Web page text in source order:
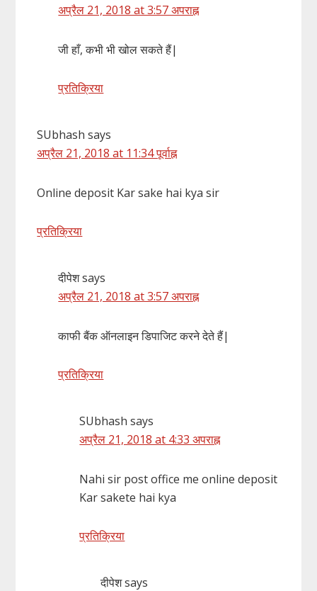
अप्रैल 21, 2018 at 3:57 अपराह्न
जी हाँ, कभी भी खोल सकते हैं|
प्रतिक्रिया
SUbhash says
अप्रैल 21, 2018 at 11:34 पूर्वाह्न
Online deposit Kar sake hai kya sir
प्रतिक्रिया
दीपेशsays
अप्रैल 21, 2018 at 3:57 अपराह्न
काफी बैंक ऑनलाइन डिपाजिट करने देते हैं|
प्रतिक्रिया
SUbhash says
अप्रैल 21, 2018 at 4:33 अपराह्न
Nahi sir post office me online deposit
Kar sakete hai kya
प्रतिक्रिया
दीपेशsays